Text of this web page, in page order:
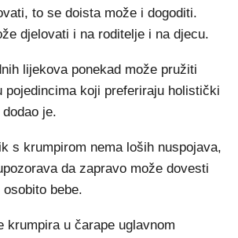
to se doista može i dogoditi.
djelovati i na roditelje i na djecu.
lijekova ponekad može pružiti
pojedincima koji preferiraju holistički
je.
s krumpirom nema loših nuspojava,
da zapravo može dovesti
bebe.
krumpira u čarape uglavnom